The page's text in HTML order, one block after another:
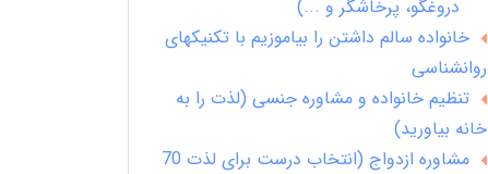
دروغگو، پرخاشگر و ...)
خانواده سالم داشتن را بیاموزیم با تکنیکهای
روانشناسی
تنظیم خانواده و مشاوره جنسی (لذت را به
خانه بیاورید)
مشاوره ازدواج (انتخاب درست برای لذت 70